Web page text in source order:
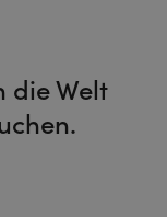
die Welt